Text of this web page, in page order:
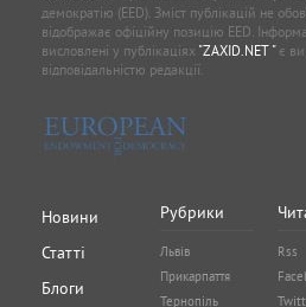
демократію (EED). Зміст публікацій не
відображає офіційну позицію EED.
висловлені у публікаціях "ZAXID.NET "є
відповідальністю редакції.
Новини
Статті
Блоги
Рубрики
Львів
Прикарпаття
Тернопіль
Rss